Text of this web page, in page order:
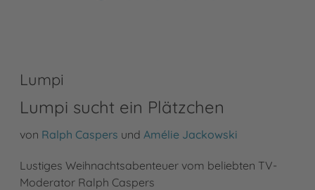
Lumpi
Lumpi sucht ein Plätzchen
von Ralph Caspers und Amélie Jackowski
Lustiges Weihnachtsabenteuer vom beliebten TV-
Moderator Ralph Caspers